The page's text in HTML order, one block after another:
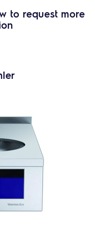
to request more